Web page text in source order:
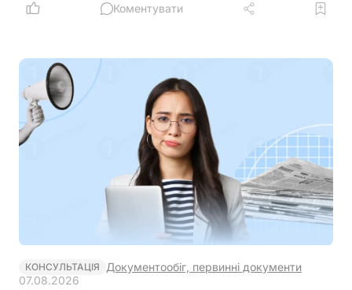
Коментувати
КОНСУЛЬТАЦІЯ Документообіг, первинні документи
07.08.2026